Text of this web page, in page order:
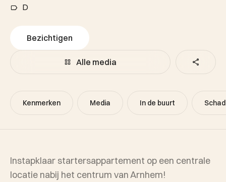
D
Bezichtigen
Alle media
Kenmerken Media In de buurt
Instapklaar startersappartement op een centrale
locatie nabij het centrum van Arnhem!